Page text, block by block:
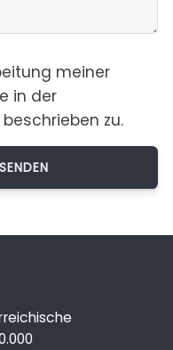
meiner
in der
beschrieben zu.